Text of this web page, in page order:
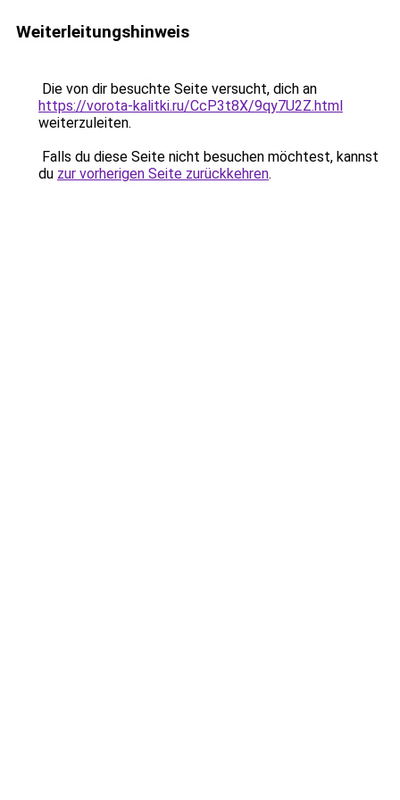
Weiterleitungshinweis
Die von dir besuchte Seite versucht, dich an
https://vorota-kalitki.ru/CcP3t8X/9qy7U2Z.html
weiterzuleiten.
Falls du diese Seite nicht besuchen möchtest, kannst
du zur vorherigen Seite zurückkehren.